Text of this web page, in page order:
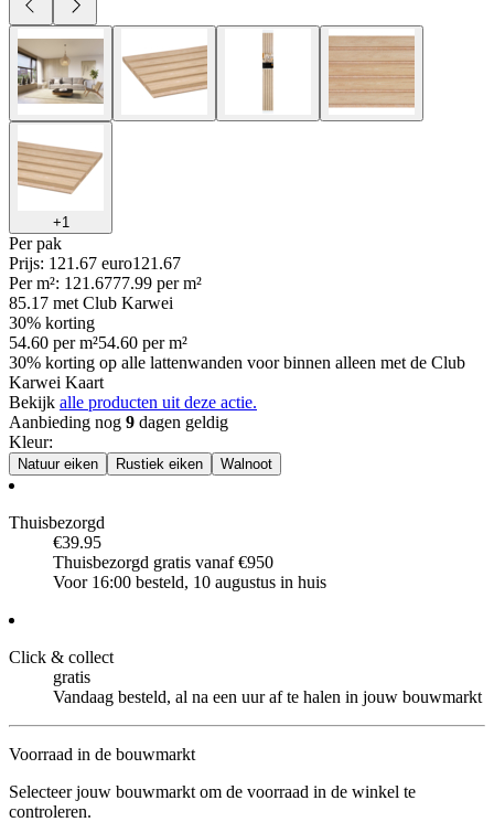
+1
Per pak
Prijs: 121.67 euro121 .67
Per m²: 121.6777.99 per m²
85.17 met Club Karwei
30% korting
54.60 per m²54.60 per m²
30% korting op alle lattenwanden voor binnen alleen met de Club
Karwei Kaart
Bekijk alle producten uit deze actie.
Aanbieding nog 9 dagen geldig
Kleur:
Natuur eiken Rustiek eiken Walnoot
Thuisbezorgd
€39.95
Thuisbezorgd gratis vanaf €950
Voor 16:00 besteld, 10 augustus in huis
Click & collect
gratis
Vandaag besteld, al na een uur af te halen in jouw bouwmarkt
Voorraad in de bouwmarkt
Selecteer jouw bouwmarkt om de voorraad in de winkel te
controleren.